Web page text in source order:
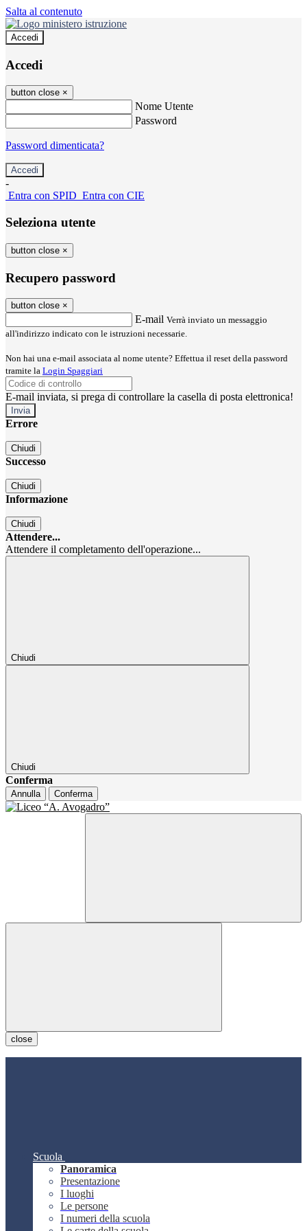
Salta al contenuto
Accedi
Accedi
button close ×
Nome Utente
Password
Password dimenticata?
-
Entra con SPID Entra con CIE
Seleziona utente
button close ×
Recupero password
button close ×
E-mail Verrà inviato un messaggio
all'indirizzo indicato con le istruzioni necessarie.
Non hai una e-mail associata al nome utente? Effettua il reset della password
tramite la Login Spaggiari
E-mail inviata, si prega di controllare la casella di posta elettronica!
Errore
Chiudi
Successo
Chiudi
Informazione
Chiudi
Attendere...
Attendere il completamento dell'operazione...
Chiudi
Chiudi
Conferma
Annulla Conferma
close
Scuola
Panoramica
Presentazione
I luoghi
Le persone
I numeri della scuola